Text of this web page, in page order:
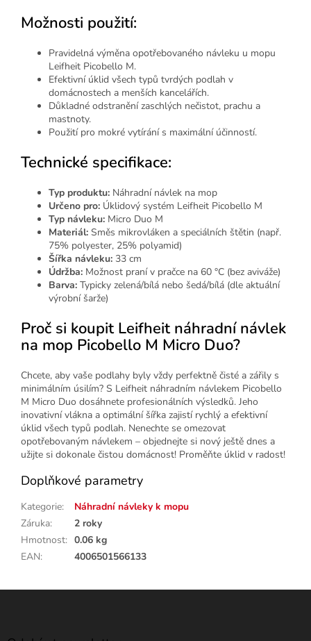
Možnosti použití:
Pravidelná výměna opotřebovaného návleku u mopu
Leifheit Picobello M.
Efektivní úklid všech typů tvrdých podlah v
domácnostech a menších kancelářích.
Důkladné odstranění zaschlých nečistot, prachu a
mastnoty.
Použití pro mokré vytírání s maximální účinností.
Technické specifikace:
Typ produktu: Náhradní návlek na mop
Určeno pro: Úklidový systém Leifheit Picobello M
Typ návleku: Micro Duo M
Materiál: Směs mikrovláken a speciálních štětin (např.
75% polyester, 25% polyamid)
Šířka návleku: 33 cm
Údržba: Možnost praní v pračce na 60 °C (bez aviváže)
Barva: Typicky zelená/bílá nebo šedá/bílá (dle aktuální
výrobní šarže)
Proč si koupit Leifheit náhradní návlek
na mop Picobello M Micro Duo?
Chcete, aby vaše podlahy byly vždy perfektně čisté a zářily s
minimálním úsilím? S Leifheit náhradním návlekem Picobello
M Micro Duo dosáhnete profesionálních výsledků. Jeho
inovativní vlákna a optimální šířka zajistí rychlý a efektivní
úklid všech typů podlah. Nenechte se omezovat
opotřebovaným návlekem – objednejte si nový ještě dnes a
užijte si dokonale čistou domácnost! Proměňte úklid v radost!
Doplňkové parametry
Kategorie:
Náhradní návleky k mopu
Záruka:
2 roky
Hmotnost: 0.06 kg
EAN: 4006501566133
Z